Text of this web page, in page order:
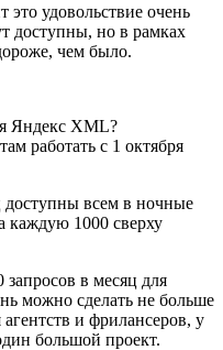
удовольствие очень
доступны, но в рамках
чем было.
доступны всем в ночные
каждую 1000 сверху
в месяц для
можно сделать не больше
и фрилансеров, у
большой проект.